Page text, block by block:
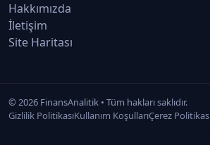
Hakkımızda
İletişim
Site Haritası
© 2026 FinansAnalitik • Tüm hakları saklıdır.
Gizlilik PolitikasıKullanım KoşullarıÇerez